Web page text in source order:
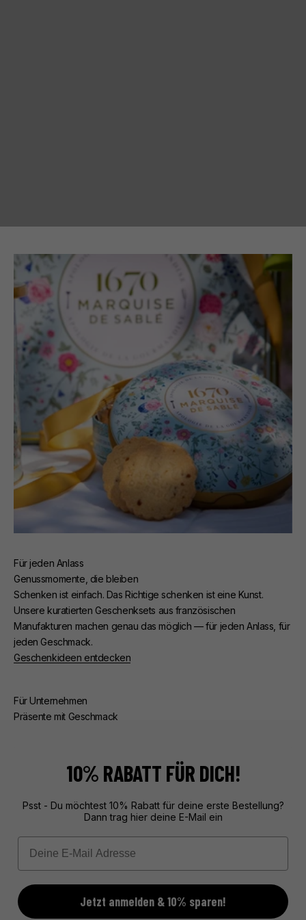
Für jeden Anlass
Genussmomente, die bleiben
Schenken ist einfach. Das Richtige schenken ist eine Kunst.
Unsere kuratierten Geschenksets aus französischen
Manufakturen machen genau das möglich — für jeden Anlass, für
jeden Geschmack.
Geschenkideen entdecken
Für Unternehmen
Präsente mit Geschmack
Exklusive Geschenke aus Frankreich, unvergesslich verpackt.
Mehr über unseren Service erfahren
10% RABATT FÜR DICH!
Psst - Du möchtest 10% Rabatt für deine erste Bestellung?
Dann trag hier deine E-Mail ein
Email
Jetzt anmelden & 10% sparen!